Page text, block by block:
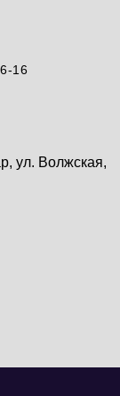
16
ул. Волжская,